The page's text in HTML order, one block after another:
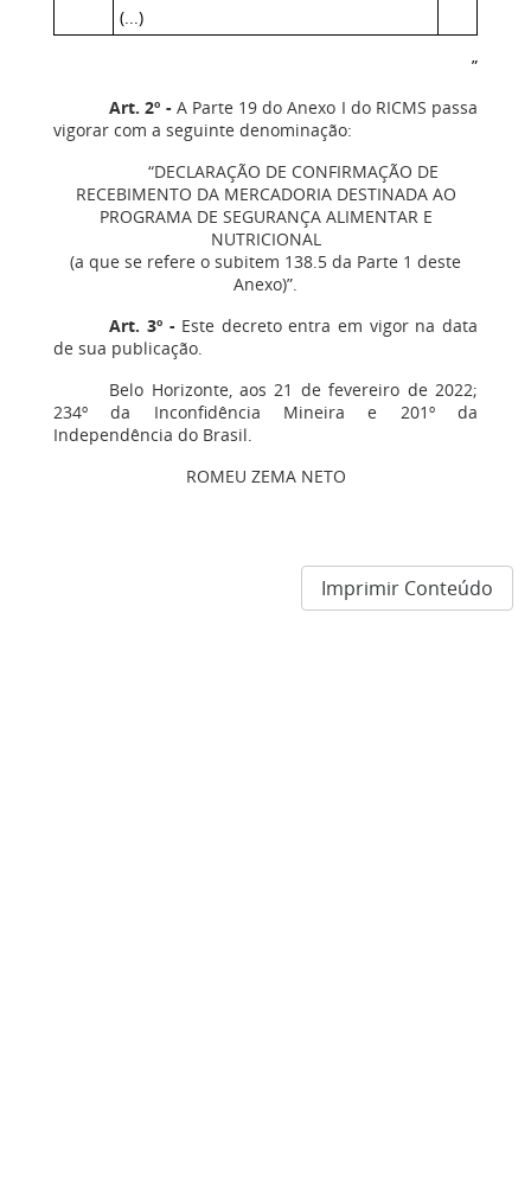
(...)
”
Art. 2º - A Parte 19 do Anexo I do RICMS passa
vigorar com a seguinte denominação:
“DECLARAÇÃO DE CONFIRMAÇÃO DE
RECEBIMENTO DA MERCADORIA DESTINADA AO
PROGRAMA DE SEGURANÇA ALIMENTAR E
NUTRICIONAL
(a que se refere o subitem 138.5 da Parte 1 deste
Anexo)”.
Art. 3º - Este decreto entra em vigor na data
de sua publicação.
Belo Horizonte, aos 21 de fevereiro de 2022;
234º da Inconfidência Mineira e 201º da
Independência do Brasil.
ROMEU ZEMA NETO
Imprimir Conteúdo